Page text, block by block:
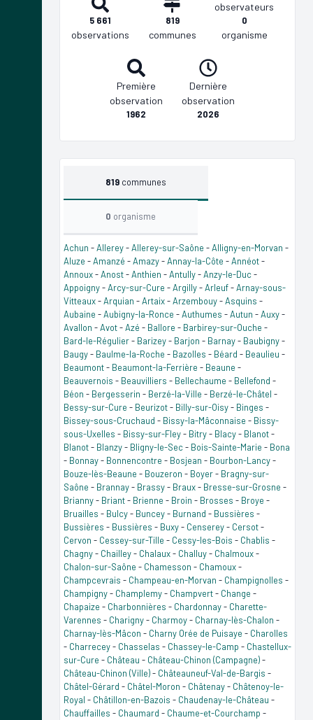
5 661
observations
819
communes
observateurs
0
organisme
Première
observation
1962
Dernière
observation
2026
819 communes
0 organisme
Achun -Allerey-Allerey-sur-Saône -Alligny-en-Morvan -
Aluze -Amanzé -Amazy-Annay-la-Côte -Annéot-
Annoux-Anost-Anthien -Antully-Anzy-le-Duc -
Appoigny-Arcy-sur-Cure -Argilly-Arleuf-Arnay-sous-
Vitteaux-Arquian -Artaix-Arzembouy-Asquins -
Aubaine -Aubigny-la-Ronce -Authumes -Autun -Auxy-
Avallon -Avot-Azé - Ballore - Barbirey-sur-Ouche -
Bard-le-Régulier- Barizey- Barjon - Barnay- Baubigny-
Baugy- Baulme-la-Roche - Bazolles - Béard - Beaulieu -
Beaumont- Beaumont-la-Ferrière - Beaune -
Beauvernois - Beauvilliers - Bellechaume - Bellefond -
Béon - Bergesserin - Berzé-la-Ville - Berzé-le-Châtel -
Bessy-sur-Cure - Beurizot- Billy-sur-Oisy- Binges -
Bissey-sous-Cruchaud - Bissy-la-Mâconnaise - Bissy-
sous-Uxelles - Bissy-sur-Fley- Bitry- Blacy- Blanot-
Blanot- Blanzy- Bligny-le-Sec - Bois-Sainte-Marie - Bona
- Bonnay- Bonnencontre - Bosjean - Bourbon-Lancy-
Bouze-lès-Beaune - Bouzeron - Boyer- Bragny-sur-
Saône - Brannay- Brassy- Braux- Bresse-sur-Grosne -
Brianny- Briant- Brienne - Broin - Brosses - Broye -
Bruailles - Bulcy- Buncey- Burnand - Bussières -
Bussières - Bussières - Buxy- Censerey- Cersot-
Cervon - Cessey-sur-Tille - Cessy-les-Bois - Chablis -
Chagny- Chailley- Chalaux- Challuy- Chalmoux-
Chalon-sur-Saône - Chamesson - Chamoux-
Champcevrais - Champeau-en-Morvan - Champignolles -
Champigny- Champlemy- Champvert- Change -
Chapaize - Charbonnières - Chardonnay- Charette-
Varennes - Charigny- Charmoy- Charnay-lès-Chalon -
Charnay-lès-Mâcon - Charny Orée de Puisaye - Charolles
- Charrecey- Chasselas - Chassey-le-Camp - Chastellux-
sur-Cure - Château - Château-Chinon (Campagne)-
Château-Chinon (Ville)- Châteauneuf-Val-de-Bargis -
Châtel-Gérard - Châtel-Moron - Châtenay- Châtenoy-le-
Royal - Châtillon-en-Bazois - Chaudenay-le-Château -
Chauffailles - Chaumard - Chaume-et-Courchamp -